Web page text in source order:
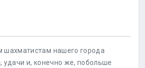
шахматистам нашего города
удачи и, конечно же, побольше